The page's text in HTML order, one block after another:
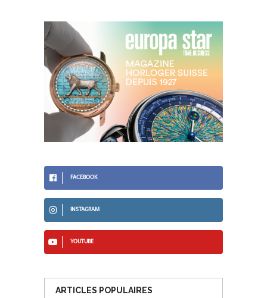
FACEBOOK
INSTAGRAM
YOUTUBE
ARTICLES POPULAIRES